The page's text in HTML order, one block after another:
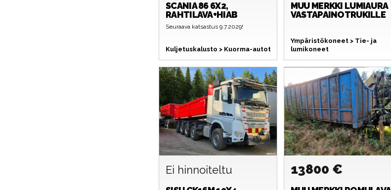
SCANIA86 6X2,
RAHTILAVA+HIAB
Seuraava katsastus 9.7.2029!
Kuljetuskalusto > Kuorma-autot
MUU MERKKI LUMIAURA
VASTAPAINOTRUKILLE
Ympäristökoneet > Tie- ja
lumikoneet
Ei hinnoiteltu 13800 €